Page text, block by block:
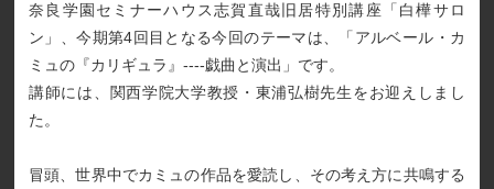
奈良学園セミナーハウス志賀直哉旧居特別講座「白樺サロ
ン」、今期第4回目となる今回のテーマは、「アルベール・カ
ミュの『カリギュラ』----戯曲と演出」です。
講師には、関西学院大学教授・東浦弘樹先生をお迎えしまし
た。
冒頭、世界中でカミュの作品を愛読し、その考え方に共鳴する